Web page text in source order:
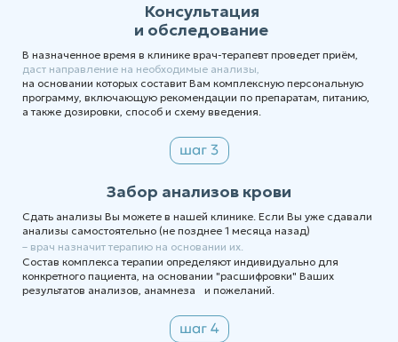
Консультация
и обследование
В назначенное время в клинике врач-терапевт проведет приём,
даст направление на необходимые анализы,
на основании которых составит Вам комплексную персональную
программу, включающую рекомендации по препаратам, питанию,
а также дозировки, способ и схему введения.
Забор анализов крови
Сдать анализы Вы можете в нашей клинике. Если Вы уже сдавали
анализы самостоятельно (не позднее 1 месяца назад)
– врач назначит терапию на основании их.
Состав комплекса терапии определяют индивидуально для
конкретного пациента, на основании "расшифровки" Ваших
результатов анализов, анамнеза и пожеланий.